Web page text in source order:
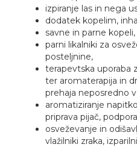
izpiranje las in nega
dodatek kopelim,
savne in parne kopeli,
parni likalniki za
posteljnine,
terapevtska uporaba
ter aromaterapija in
prehaja neposredno
aromatiziranje
priprava pijač,
osveževanje in
vlažilniki zraka,